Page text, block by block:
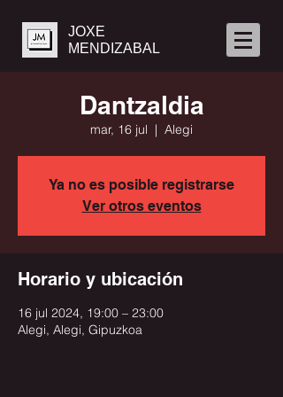
JOXE
MENDIZABAL
Dantzaldia
mar, 16 jul
  |
Alegi
Ya no es posible registrarse
Ver otros eventos
Horario y ubicación
16 jul 2024, 19:00 – 23:00
Alegi, Alegi, Gipuzkoa